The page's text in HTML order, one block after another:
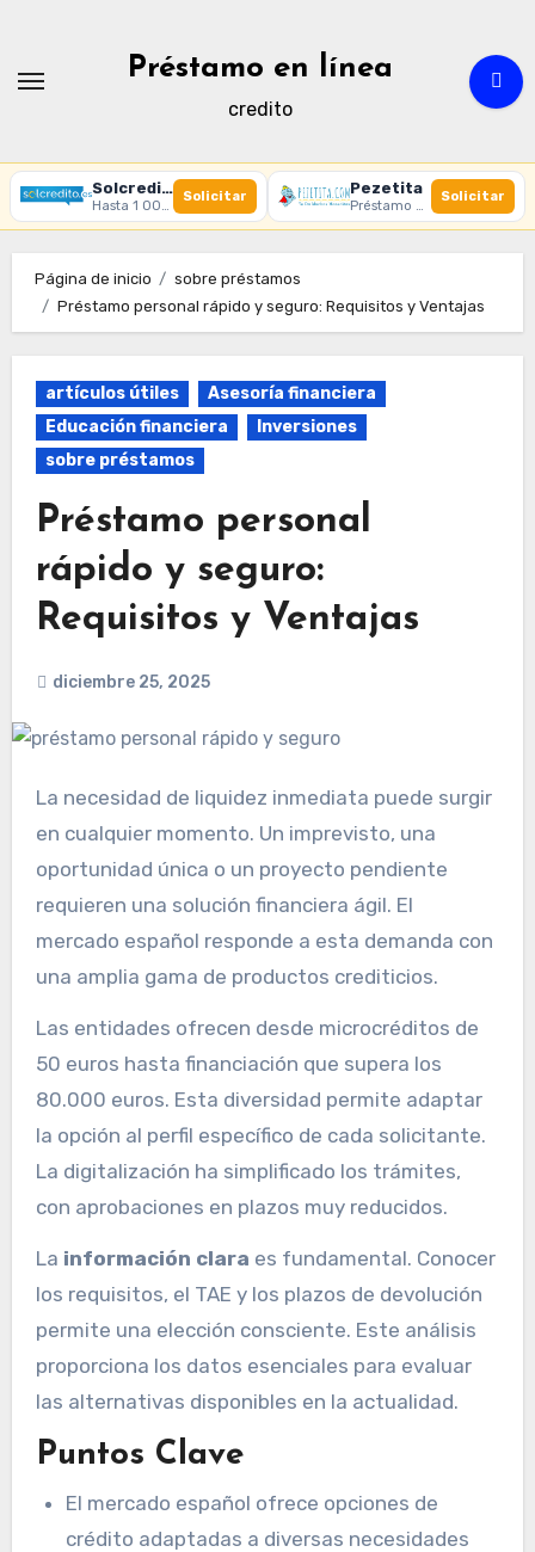
contenido
Préstamo en línea
credito
Solcredito
Hasta 1 000 € · 30 días · 100% online
Solicitar Pezetita
Préstamo online · Aprobación rápida
Solicitar
Página de inicio
sobre préstamos
Préstamo personal rápido y seguro: Requisitos y Ventajas
artículos útiles
Asesoría financiera
Educación financiera
Inversiones
sobre préstamos
Préstamo personal
rápido y seguro:
Requisitos y Ventajas
diciembre 25, 2025
La necesidad de liquidez inmediata puede surgir
en cualquier momento. Un imprevisto, una
oportunidad única o un proyecto pendiente
requieren una solución financiera ágil. El
mercado español responde a esta demanda con
una amplia gama de productos crediticios.
Las entidades ofrecen desde microcréditos de
50 euros hasta financiación que supera los
80.000 euros. Esta diversidad permite adaptar
la opción al perfil específico de cada solicitante.
La digitalización ha simplificado los trámites,
con aprobaciones en plazos muy reducidos.
La información clara es fundamental. Conocer
los requisitos, el TAE y los plazos de devolución
permite una elección consciente. Este análisis
proporciona los datos esenciales para evaluar
las alternativas disponibles en la actualidad.
Puntos Clave
El mercado español ofrece opciones de
crédito adaptadas a diversas necesidades